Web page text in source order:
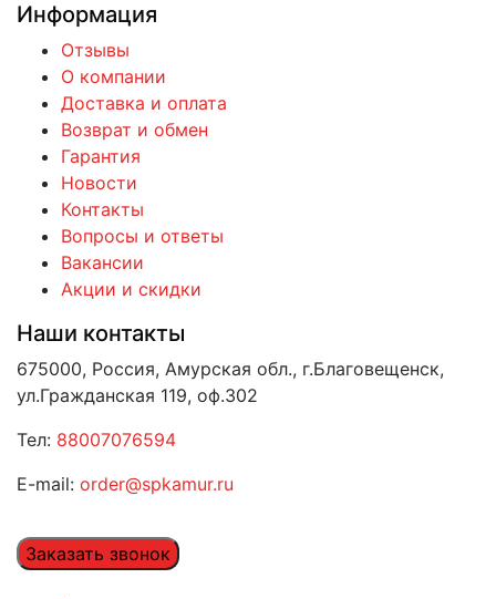
Информация
Отзывы
О компании
Доставка и оплата
Возврат и обмен
Гарантия
Новости
Контакты
Вопросы и ответы
Вакансии
Акции и скидки
Наши контакты
675000, Россия, Амурская обл., г.Благовещенск,
ул.Гражданская 119, оф.302
Тел: 88007076594
E-mail: order@spkamur.ru
Заказать звонок